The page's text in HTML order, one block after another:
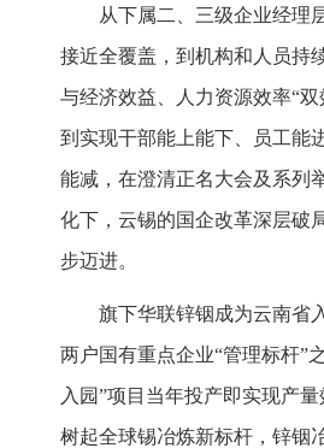
从下属二、三级企业经理
接近全覆盖，到机构和人员持
与经济效益、人力资源效率“
到实现干部能上能下、员工能
能减，在澄清正名大会及系列
化下，云锡的国企改革深层破
步迈进。
旗下华联锌铟成为云南省
两户国有重点企业“管理标杆”
入园”项目当年投产即实现产量
树起全球锡冶炼新标杆，锌铟